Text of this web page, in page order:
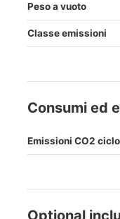
Peso a vuoto
Classe emissioni
Consumi ed
Emissioni CO2
Optional